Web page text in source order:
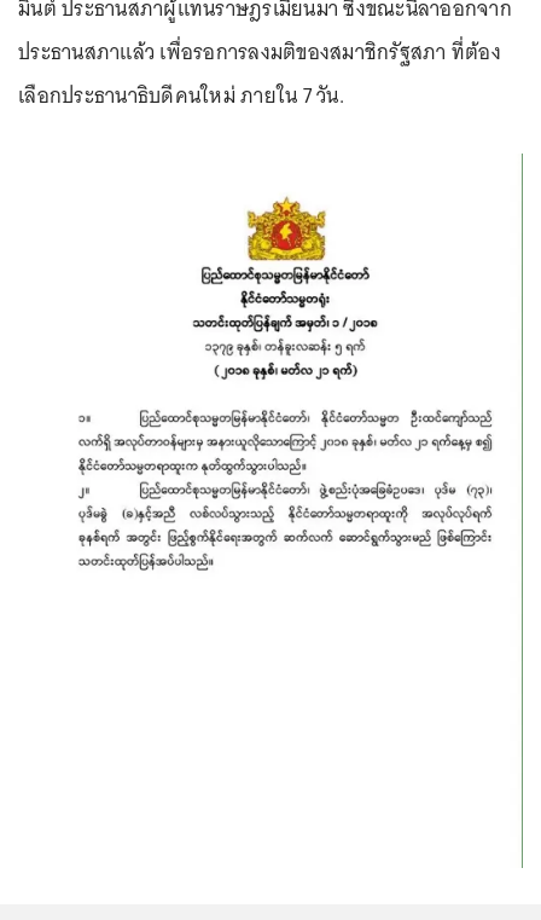
มินต์ ประธานสภาผู้แทนราษฎรเมียนมา ซึ่งขณะนี้ลาออกจาก
ประธานสภาแล้ว เพื่อรอการลงมติของสมาชิกรัฐสภา ที่ต้อง
เลือกประธานาธิบดีคนใหม่ ภายใน 7 วัน.